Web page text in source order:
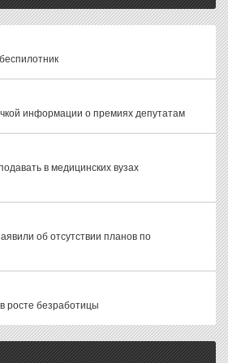
информации о премиях депутатам
в медицинских вузах
об отсутствии планов по
росте безработицы